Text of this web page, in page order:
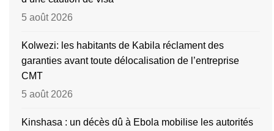
5 août 2026
Kolwezi: les habitants de Kabila réclament des
garanties avant toute délocalisation de l’entreprise
CMT
5 août 2026
Kinshasa : un décès dû à Ebola mobilise les autorités